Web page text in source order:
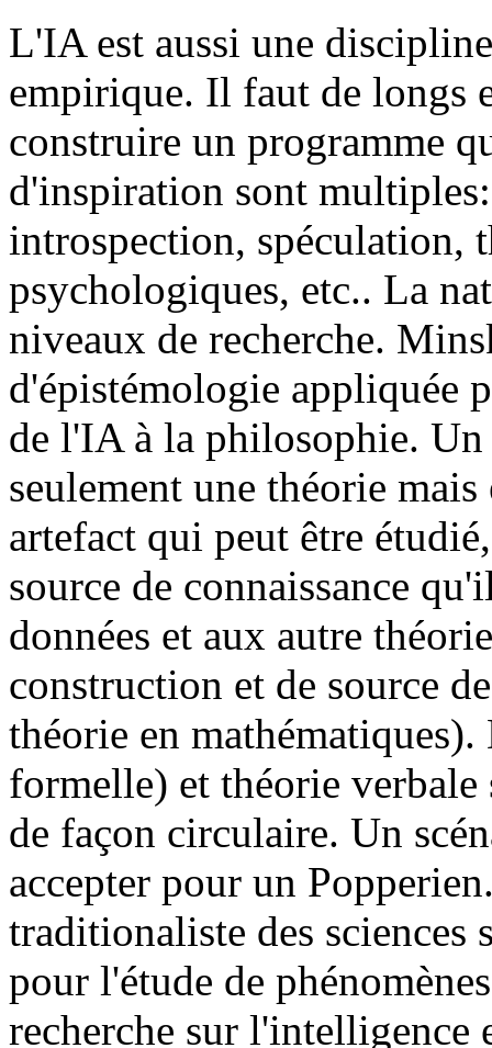
L'IA est aussi une
empirique. Il faut de longs
construire un programme
d'inspiration sont
introspection, spéculation,
psychologiques, etc.. La
niveaux de recherche.
d'épistémologie appliquée
de l'IA à la philosophie.
seulement une théorie
artefact qui peut être
source de connaissance
données et aux autre
construction et de source
théorie en
formelle) et théorie verbale
de façon circulaire. Un
accepter pour un
traditionaliste des sciences
pour l'étude de
recherche sur